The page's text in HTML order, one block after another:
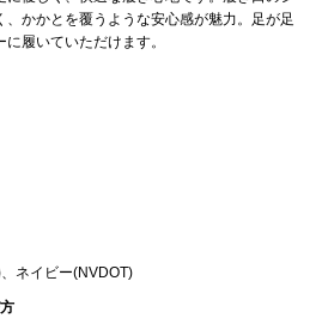
、かかとを覆うような安心感が魅力。足が足
履いていただけます。
ネイビー(NVDOT)